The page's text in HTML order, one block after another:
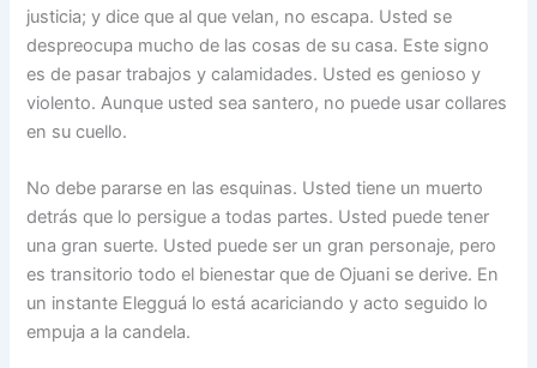
justicia; y dice que al que velan, no escapa. Usted se
despreocupa mucho de las cosas de su casa. Este signo
es de pasar trabajos y calamidades. Usted es genioso y
violento. Aunque usted sea santero, no puede usar collares
en su cuello.
No debe pararse en las esquinas. Usted tiene un muerto
detrás que lo persigue a todas partes. Usted puede tener
una gran suerte. Usted puede ser un gran personaje, pero
es transitorio todo el bienestar que de Ojuani se derive. En
un instante Elegguá lo está acariciando y acto seguido lo
empuja a la candela.